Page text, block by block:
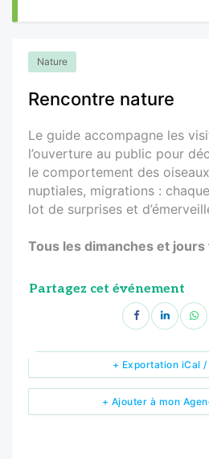
Nature
Rencontre nature
Le guide accompagne les
l’ouverture au public pour
le comportement des
nuptiales, migrations :
lot de surprises et
Tous les dimanches et
Partagez cet événement
+ Ajouter à mon
+ Exportation iCal /